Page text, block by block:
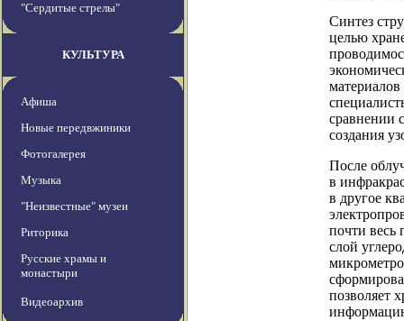
"Сердитые стрелы"
КУЛЬТУРА
Афиша
Новые передвжиники
Фотогалерея
Музыка
"Неизвестные" музеи
Риторика
Русские храмы и
монастыри
Видеоархив
Синтез
целью
сравнении
создания
После
в
в другое
почти весь
слой
позволяет